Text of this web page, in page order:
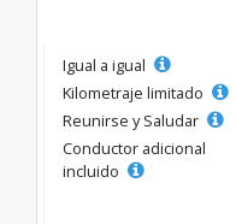
Igual a igual
Kilometraje limitado
Reunirse y Saludar
Conductor adicional
incluido